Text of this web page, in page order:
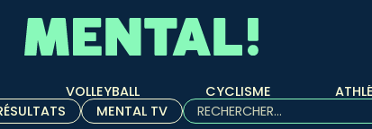
VOLLEYBALL CYCLISME
MENTAL TV
Rechercher :